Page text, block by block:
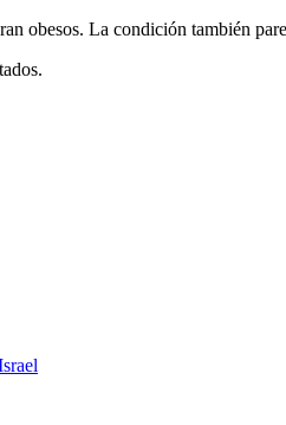
obesos. La condición también